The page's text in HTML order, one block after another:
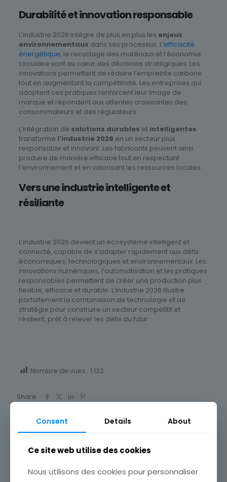
Durabilité et innovation responsable
L’industrie 2026 intègre de plus en plus les enjeux
environnementaux dans ses processus. L’efficacité
énergétique, le recyclage des matériaux et l’économie
circulaire sont au cœur des décisions stratégiques. Les
innovations permettent de réduire l’empreinte carbone
tout en augmentant la compétitivité. Les entreprises qui
adoptent ces pratiques renforcent leur image de
marque et répondent aux attentes croissantes des
consommateurs et des régulateurs.
L’intégration de solutions durables etintelligentes
transforme l’industrie 2026 en un secteur plus
responsable et innovant. Les fabricants peuvent ainsi
produire de manière efficace tout en respectant
l’environnement et en valorisant les ressources locales.
Vers une industrie intelligente et
résiliante
L’industrie 2026 devient un écosystème intelligent et
connecté, capable de s’adapter rapidement aux défis
économiques, technologiques et environnementaux. Les
innovations numériques, l’automatisation et les pratiques
responsables permettent de créer une production plus
flexible, efficace et durable. L’industrie 2026 illustre
parfaitement la combinaison de technologie et de
stratégie pour construire un secteur compétitif et
résilient, prêt à relever les défis du futur.
Nombre de vues : 1 132
Share
Related posts
réservée qu’aux grandes entreprises
Consent Details About
Ce site web utilise des cookies
Nous utilisons des cookies pour personnaliser